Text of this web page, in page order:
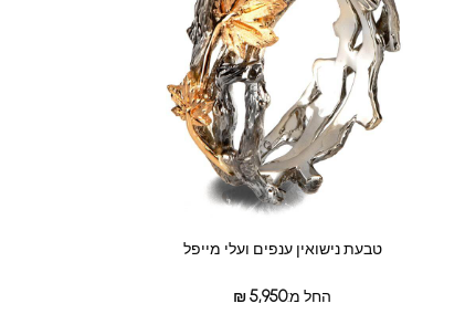
טבעת נישואין ענפים ועלי מייפל
החל מ: ₪5,950